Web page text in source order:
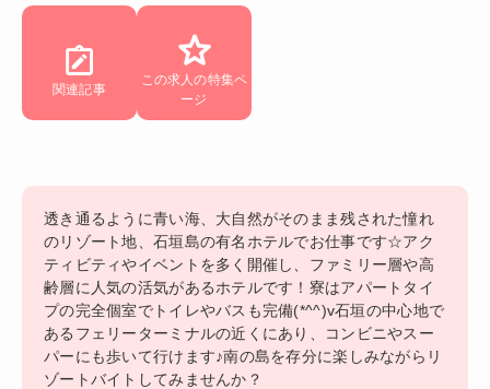
関連記事
この求人の特集ペ
ージ
透き通るように青い海、大自然がそのまま残された憧れ
のリゾート地、石垣島の有名ホテルでお仕事です☆アク
ティビティやイベントを多く開催し、ファミリー層や高
齢層に人気の活気があるホテルです！寮はアパートタイ
プの完全個室でトイレやバスも完備(*^^)v石垣の中心地で
あるフェリーターミナルの近くにあり、コンビニやスー
パーにも歩いて行けます♪南の島を存分に楽しみながらリ
ゾートバイトしてみませんか？